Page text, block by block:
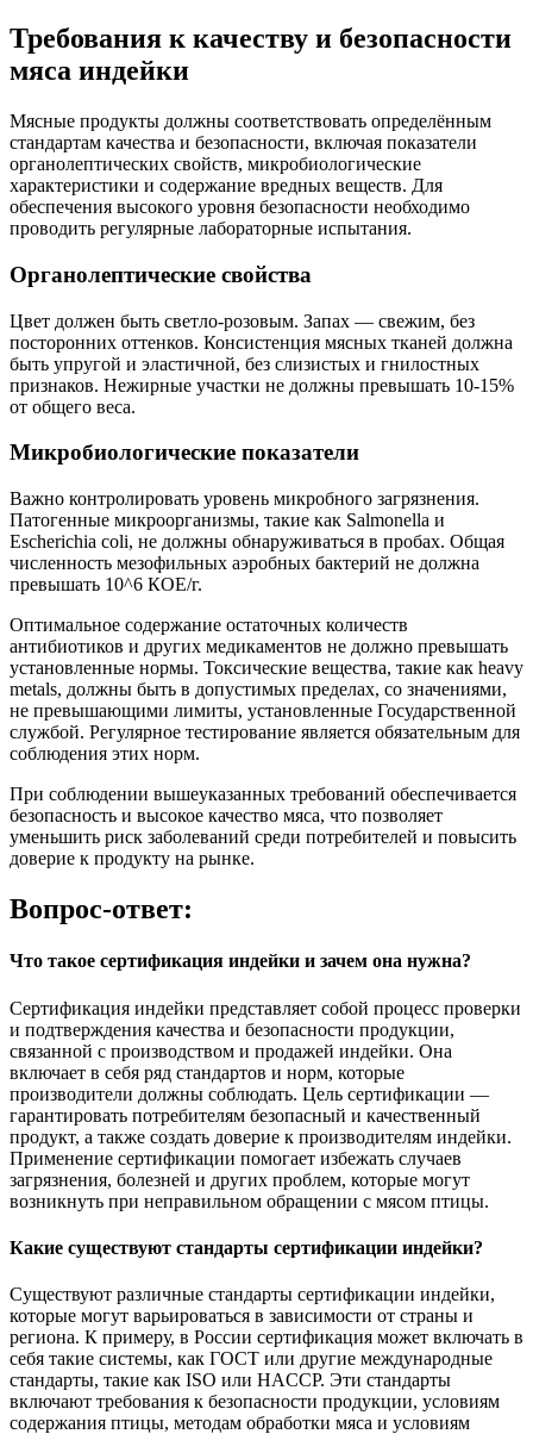
Требования к качеству и безопасности
мяса индейки
Мясные продукты должны соответствовать определённым
стандартам качества и безопасности, включая показатели
органолептических свойств, микробиологические
характеристики и содержание вредных веществ. Для
обеспечения высокого уровня безопасности необходимо
проводить регулярные лабораторные испытания.
Органолептические свойства
Цвет должен быть светло-розовым. Запах — свежим, без
посторонних оттенков. Консистенция мясных тканей должна
быть упругой и эластичной, без слизистых и гнилостных
признаков. Нежирные участки не должны превышать 10-15%
от общего веса.
Микробиологические показатели
Важно контролировать уровень микробного загрязнения.
Патогенные микроорганизмы, такие как Salmonella и
Escherichia coli, не должны обнаруживаться в пробах. Общая
численность мезофильных аэробных бактерий не должна
превышать 10^6 КОЕ/г.
Оптимальное содержание остаточных количеств
антибиотиков и других медикаментов не должно превышать
установленные нормы. Токсические вещества, такие как heavy
metals, должны быть в допустимых пределах, со значениями,
не превышающими лимиты, установленные Государственной
службой. Регулярное тестирование является обязательным для
соблюдения этих норм.
При соблюдении вышеуказанных требований обеспечивается
безопасность и высокое качество мяса, что позволяет
уменьшить риск заболеваний среди потребителей и повысить
доверие к продукту на рынке.
Вопрос-ответ:
Что такое сертификация индейки и зачем она нужна?
Сертификация индейки представляет собой процесс проверки
и подтверждения качества и безопасности продукции,
связанной с производством и продажей индейки. Она
включает в себя ряд стандартов и норм, которые
производители должны соблюдать. Цель сертификации —
гарантировать потребителям безопасный и качественный
продукт, а также создать доверие к производителям индейки.
Применение сертификации помогает избежать случаев
загрязнения, болезней и других проблем, которые могут
возникнуть при неправильном обращении с мясом птицы.
Какие существуют стандарты сертификации индейки?
Существуют различные стандарты сертификации индейки,
которые могут варьироваться в зависимости от страны и
региона. К примеру, в России сертификация может включать в
себя такие системы, как ГОСТ или другие международные
стандарты, такие как ISO или HACCP. Эти стандарты
включают требования к безопасности продукции, условиям
содержания птицы, методам обработки мяса и условиям